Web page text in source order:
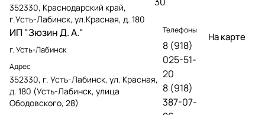
352330, Краснодарский край,
г.Усть-Лабинск, ул.Красная, д. 180
ИП "Зюзин Д. А."
г. Усть-Лабинск
Адрес
352330, г. Усть-Лабинск, ул. Красная,
д. 180 (Усть-Лабинск, улица
Ободовского, 28)
Телефоны
8 (918)
025-51-
20
8 (918)
387-07-
На карте